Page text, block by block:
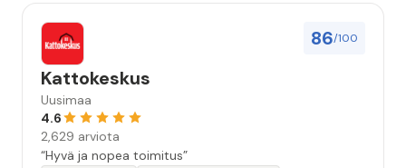
86/100
Kattokeskus
Uusimaa
4.6
2,629 arviota
“Hyvä ja nopea toimitus”